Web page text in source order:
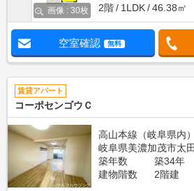
画像 : 30枚
2階
1LDK 46.38㎡
空室確認 無料
賃貸アパート
コーポセンゴウＣ
高山本線（岐阜県内
岐阜県美濃加茂市太
築年数
築34年
建物階数
2階建